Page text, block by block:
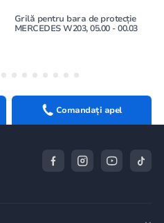
Grilă pentru bara de protecție
MERCEDES W203, 05.00 - 00.03
Comandați apel